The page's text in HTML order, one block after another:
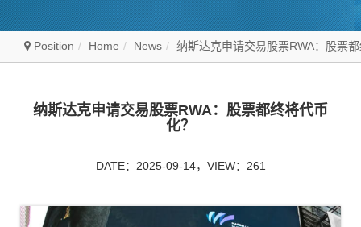
Position Home News 纳斯达克申请交易股票RWA：股票
纳斯达克申请交易股票RWA：股票都终将代币
化？
DATE：2025-09-14，VIEW：261